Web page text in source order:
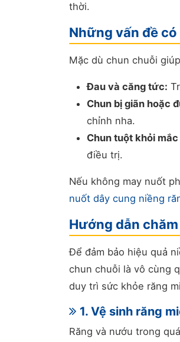
thời.
Những vấn đề
Mặc dù chun chuỗi
Đau và căng tức:
Chun bị giãn hoặc
chỉnh nha.
Chun tuột khỏi
điều trị.
Nếu không may nuốt
nuốt dây cung niềng
Hướng dẫn
Để đảm bảo hiệu quả
chun chuỗi là vô cùng
duy trì sức khỏe răng
1. Vệ sinh răng
Răng và nướu trong